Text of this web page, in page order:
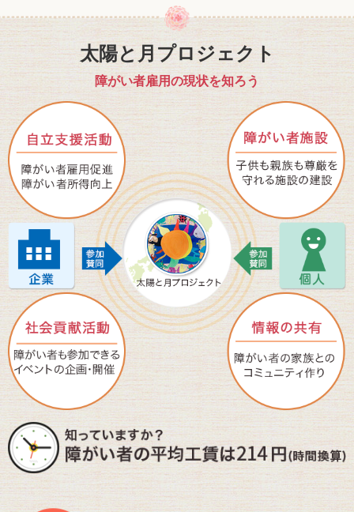
太陽と月プロジェクト
障がい者雇用の現状を知ろう